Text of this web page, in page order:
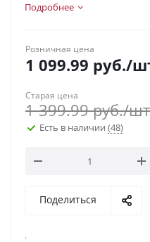
Подробнее
Розничная цена
1 099.99 руб./
Старая цена
1 399.99руб./шт
Есть в наличии (48)
Поделиться
.